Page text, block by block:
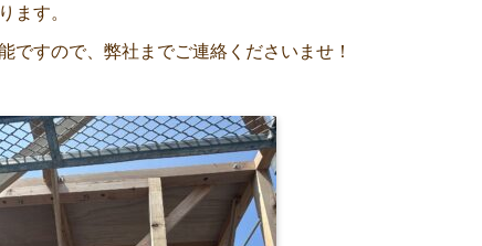
ます。
ですので、弊社までご連絡くださいませ！